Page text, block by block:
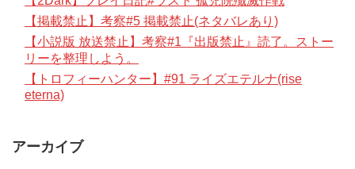
【掲載禁止】考察#5 掲載禁止(ネタバレあり)
【小説版 放送禁止】考察#1『出版禁止』読了。ストー
リーを整理しよう。
【トロフィーハンター】#91 ライズエテルナ(rise
eterna)
アーカイブ